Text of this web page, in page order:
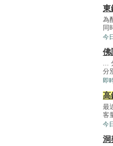
東
為
同
今
佛
...
分
即
高
最
客
今
洞